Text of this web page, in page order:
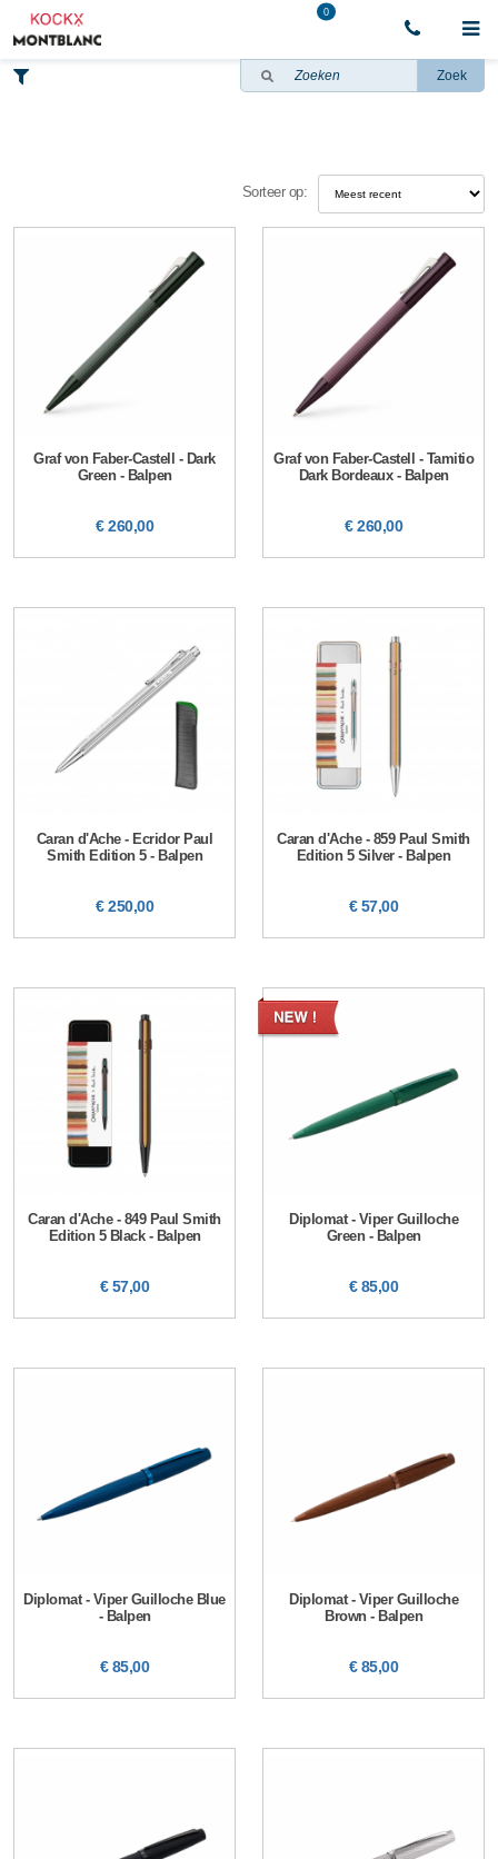
0
Zoek
Sorteer op:
Graf von Faber-Castell - Dark
Green - Balpen
€ 260,00
Graf von Faber-Castell - Tamitio
Dark Bordeaux - Balpen
€ 260,00
Caran d'Ache - Ecridor Paul
Smith Edition 5 - Balpen
€ 250,00
Caran d'Ache - 859 Paul Smith
Edition 5 Silver - Balpen
€ 57,00
Caran d'Ache - 849 Paul Smith
Edition 5 Black - Balpen
€ 57,00
Diplomat - Viper Guilloche
Green - Balpen
€ 85,00
Diplomat - Viper Guilloche Blue
- Balpen
€ 85,00
Diplomat - Viper Guilloche
Brown - Balpen
€ 85,00